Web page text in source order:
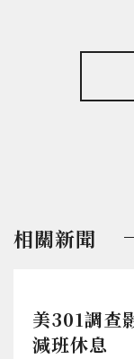
相關新聞
美301調查
減班休息